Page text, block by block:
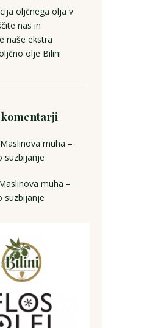
oljčnega olja v
nas in
naše ekstra
olje Bilini
Maslinova muha –
suzbijanje
muha –
suzbijanje